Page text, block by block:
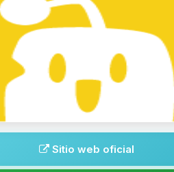
Sitio web oficial